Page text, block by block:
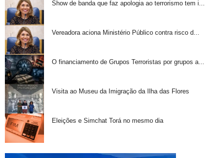
Show de banda que faz apologia ao terrorismo tem i...
Vereadora aciona Ministério Público contra risco d...
O financiamento de Grupos Terroristas por grupos a...
Visita ao Museu da Imigração da Ilha das Flores
Eleições e Simchat Torá no mesmo dia